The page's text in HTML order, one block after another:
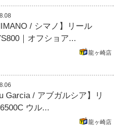
/ シマノ】リール
｜オフショア...
龍ヶ崎店
Garcia / アブガルシア】リ
ウル...
龍ヶ崎店